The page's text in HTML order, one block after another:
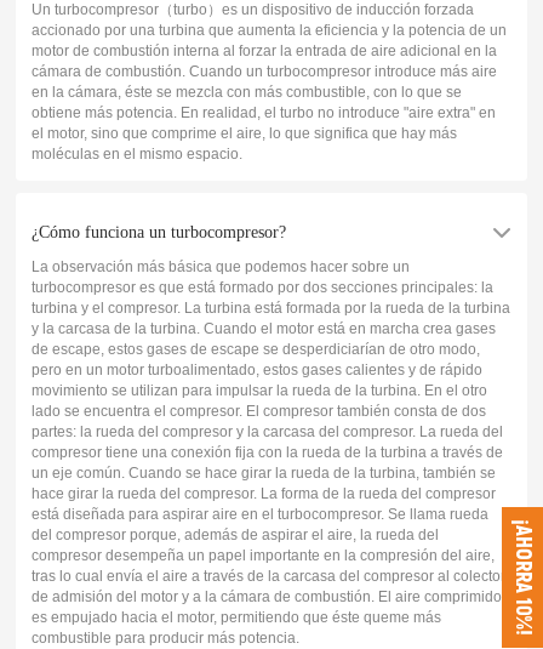
Un turbocompresor（turbo）es un dispositivo de inducción forzada
accionado por una turbina que aumenta la eficiencia y la potencia de un
motor de combustión interna al forzar la entrada de aire adicional en la
cámara de combustión. Cuando un turbocompresor introduce más aire
en la cámara, éste se mezcla con más combustible, con lo que se
obtiene más potencia. En realidad, el turbo no introduce "aire extra" en
el motor, sino que comprime el aire, lo que significa que hay más
moléculas en el mismo espacio.
¿Cómo funciona un turbocompresor?
La observación más básica que podemos hacer sobre un
turbocompresor es que está formado por dos secciones principales: la
turbina y el compresor. La turbina está formada por la rueda de la turbina
y la carcasa de la turbina. Cuando el motor está en marcha crea gases
de escape, estos gases de escape se desperdiciarían de otro modo,
pero en un motor turboalimentado, estos gases calientes y de rápido
movimiento se utilizan para impulsar la rueda de la turbina. En el otro
lado se encuentra el compresor. El compresor también consta de dos
partes: la rueda del compresor y la carcasa del compresor. La rueda del
compresor tiene una conexión fija con la rueda de la turbina a través de
un eje común. Cuando se hace girar la rueda de la turbina, también se
hace girar la rueda del compresor. La forma de la rueda del compresor
está diseñada para aspirar aire en el turbocompresor. Se llama rueda
del compresor porque, además de aspirar el aire, la rueda del
compresor desempeña un papel importante en la compresión del aire,
tras lo cual envía el aire a través de la carcasa del compresor al colector
de admisión del motor y a la cámara de combustión. El aire comprimido
es empujado hacia el motor, permitiendo que éste queme más
combustible para producir más potencia.
¡AHORRA 10%!